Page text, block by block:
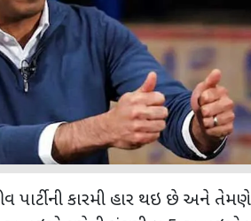
પાર્ટીની કારમી હાર થઇ છે અને તેમણે